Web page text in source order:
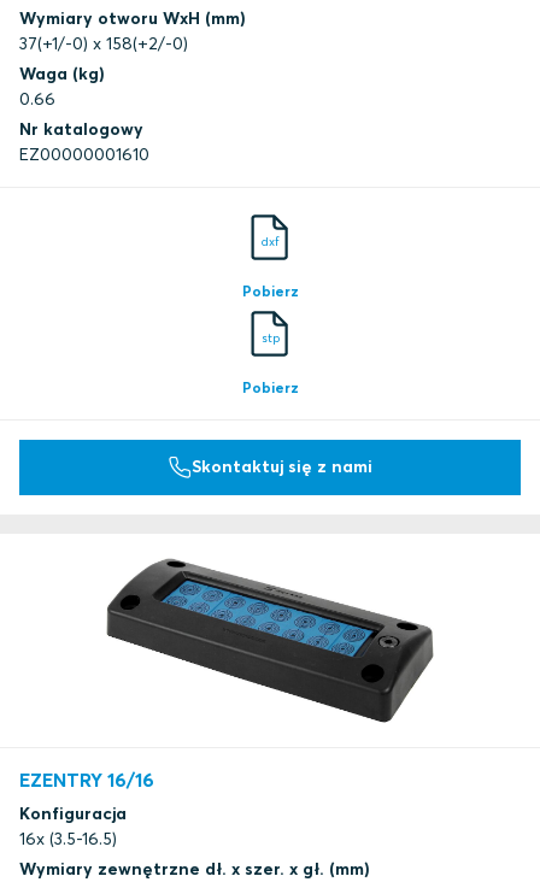
Wymiary otworu WxH (mm)
37(+1/-0) x 158(+2/-0)
Waga (kg)
0.66
Nr katalogowy
EZ00000001610
dxf
Pobierz
stp
Pobierz
Skontaktuj się z nami
EZENTRY 16/16
Konfiguracja
16x (3.5-16.5)
Wymiary zewnętrzne dł. x szer. x gł. (mm)